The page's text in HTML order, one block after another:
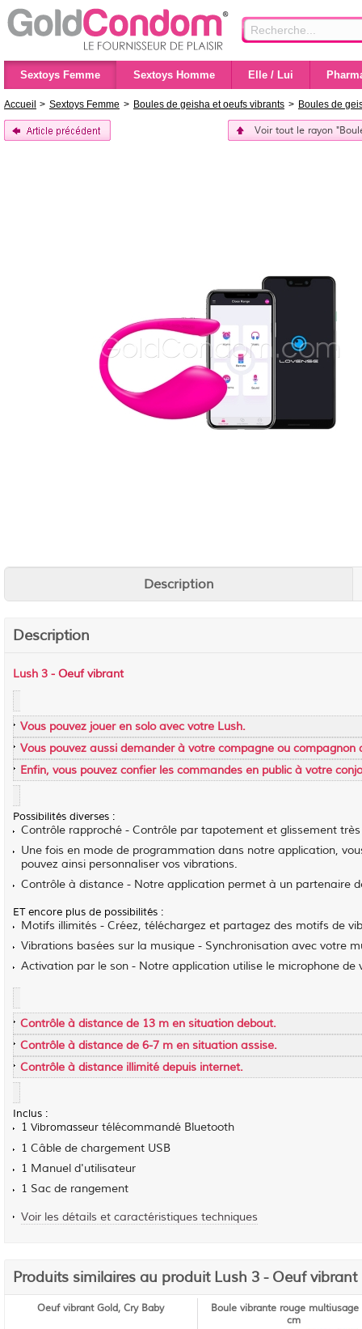
Sextoys Femme Sextoys Homme Elle / Lui
Accueil > Sextoys Femme > Boules de geisha et oeufs vibrants > Boules de
Voir tout le rayon
Description
Description
Lush 3 - Oeuf vibrant
Vous pouvez jouer en solo avec votre Lush.
Vous pouvez aussi demander à votre compagne ou compagnon
Enfin, vous pouvez confier les commandes en public à votre
Possibilités diverses :
Contrôle rapproché - Contrôle par tapotement et glissement
Une fois en mode de programmation dans notre application,
pouvez ainsi personnaliser vos vibrations.
Contrôle à distance - Notre application permet à un partenaire
ET encore plus de possibilités :
Motifs illimités - Créez, téléchargez et partagez des motifs de
Vibrations basées sur la musique - Synchronisation avec votre
Activation par le son - Notre application utilise le microphone
Contrôle à distance de 13 m en situation debout.
Contrôle à distance de 6-7 m en situation assise.
Contrôle à distance illimité depuis internet.
Inclus :
1 Vibromasseur télécommandé Bluetooth
1 Câble de chargement USB
1 Manuel d'utilisateur
1 Sac de rangement
Voir les détails et caractéristiques techniques
Produits similaires au produit Lush 3 - Oeuf vibrant
Oeuf vibrant Gold, Cry Baby
Boule vibrante rouge multiusage
cm